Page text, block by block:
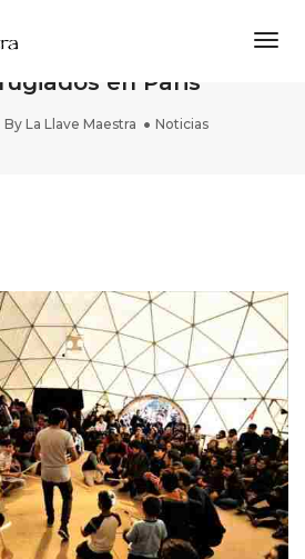
dará un taller
en Paris
By La Llave Maestra Noticias